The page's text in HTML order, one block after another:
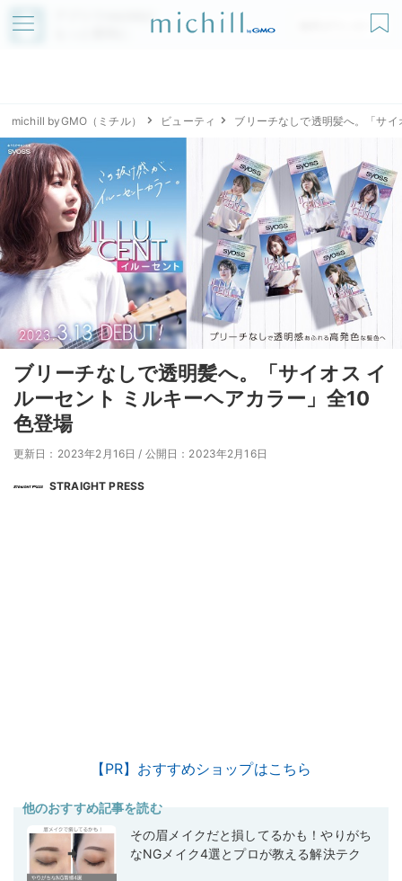
アプリでmichillが
無料ダウンロード
michill byGMO（ミチル） ビューティ ブリーチなしで透明髪へ。「サ
ブリーチなしで透明髪へ。「サイオス イ
ルーセント ミルキーヘアカラー」全10
色登場
更新日：2023年2月16日 / 公開日：2023年2月16日
STRAIGHT PRESS
【PR】おすすめショップはこちら
他のおすすめ記事を読む
その眉メイクだと損してるかも！やりがち
なNGメイク4選とプロが教える解決テク